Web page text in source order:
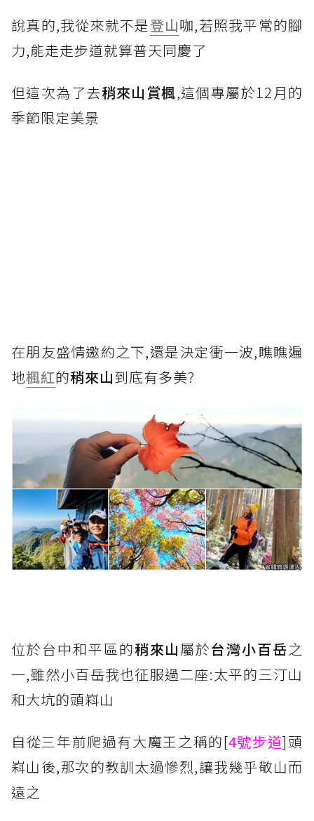
說真的,我從來就不是登山咖,若照我平常的腳
力,能走走步道就算普天同慶了
但這次為了去稍來山賞楓,這個專屬於12月的
季節限定美景
在朋友盛情邀約之下,還是決定衝一波,瞧瞧遍
地楓紅的稍來山到底有多美?
位於台中和平區的稍來山屬於台灣小百岳之
一,雖然小百岳我也征服過二座:太平的三汀山
和大坑的頭嵙山
自從三年前爬過有大魔王之稱的[4號步道]頭
嵙山後,那次的教訓太過慘烈,讓我幾乎敬山而
遠之